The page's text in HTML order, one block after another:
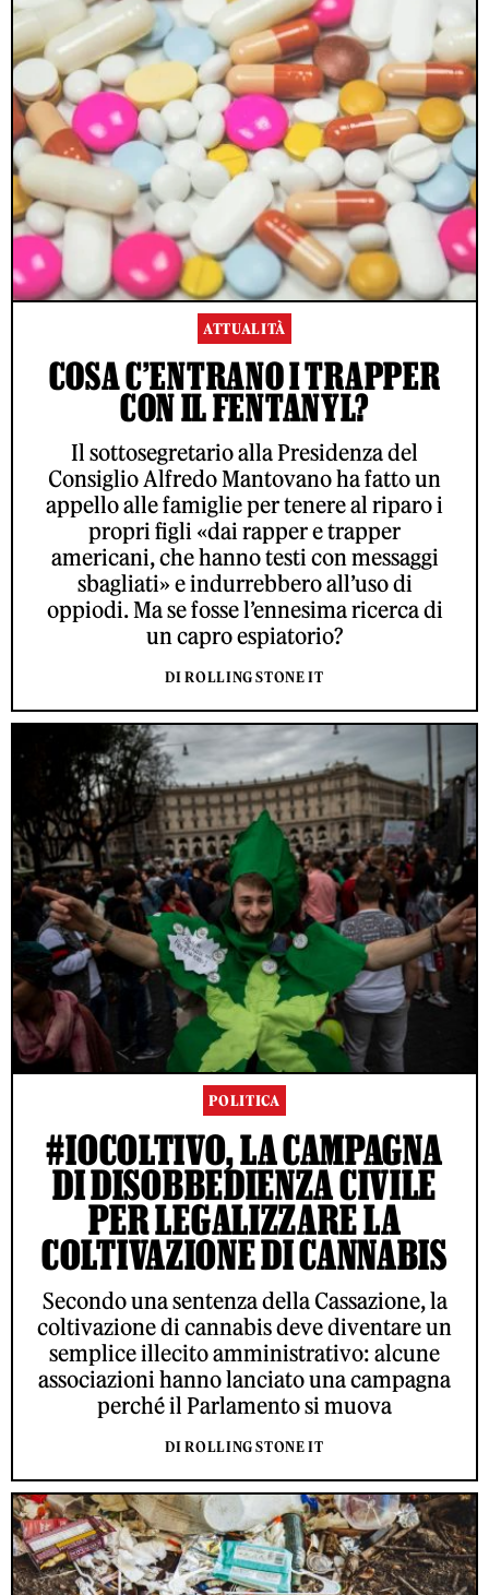
ATTUALITÀ
COSA C’ENTRANO I TRAPPER
CON IL FENTANYL?
Il sottosegretario alla Presidenza del
Consiglio Alfredo Mantovano ha fatto un
appello alle famiglie per tenere al riparo i
propri figli «dai rapper e trapper
americani, che hanno testi con messaggi
sbagliati» e indurrebbero all’uso di
oppiodi. Ma se fosse l’ennesima ricerca di
un capro espiatorio?
DI ROLLING STONE IT
POLITICA
#IOCOLTIVO, LA CAMPAGNA
DI DISOBBEDIENZA CIVILE
PER LEGALIZZARE LA
COLTIVAZIONE DI CANNABIS
Secondo una sentenza della Cassazione, la
coltivazione di cannabis deve diventare un
semplice illecito amministrativo: alcune
associazioni hanno lanciato una campagna
perché il Parlamento si muova
DI ROLLING STONE IT